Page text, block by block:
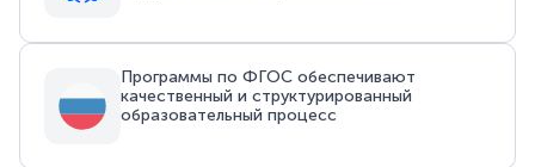
Программы по ФГОС обеспечивают
качественный и структурированный
образовательный процесс